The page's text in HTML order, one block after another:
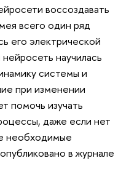
воссоздавать
всего один ряд
его электрической
научилась
системы и
при изменении
помочь изучать
даже если нет
необходимые
в журнале